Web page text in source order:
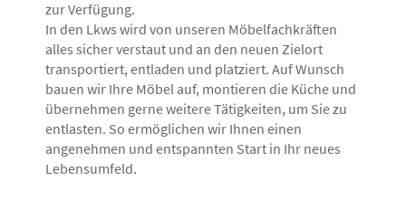
zur Verfügung.
In den Lkws wird von unseren Möbelfachkräften
alles sicher verstaut und an den neuen Zielort
transportiert, entladen und platziert. Auf Wunsch
bauen wir Ihre Möbel auf, montieren die Küche und
übernehmen gerne weitere Tätigkeiten, um Sie zu
entlasten. So ermöglichen wir Ihnen einen
angenehmen und entspannten Start in Ihr neues
Lebensumfeld.